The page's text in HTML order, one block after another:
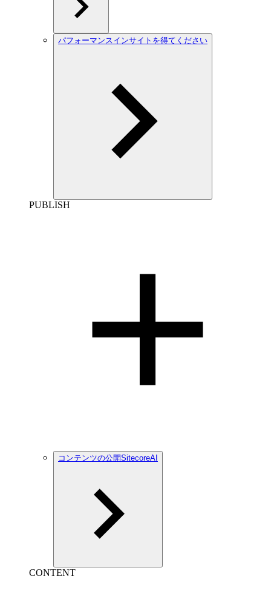
パフォーマンスインサイトを得てください
PUBLISH
コンテンツの公開SitecoreAI
CONTENT